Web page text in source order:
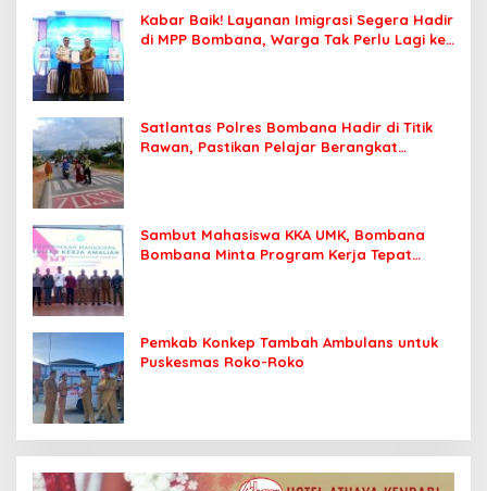
Kabar Baik! Layanan Imigrasi Segera Hadir
di MPP Bombana, Warga Tak Perlu Lagi ke
Satlantas Polres Bombana Hadir di Titik
Rawan, Pastikan Pelajar Berangkat
Sambut Mahasiswa KKA UMK, Bombana
Bombana Minta Program Kerja Tepat
Pemkab Konkep Tambah Ambulans untuk
Puskesmas Roko-Roko